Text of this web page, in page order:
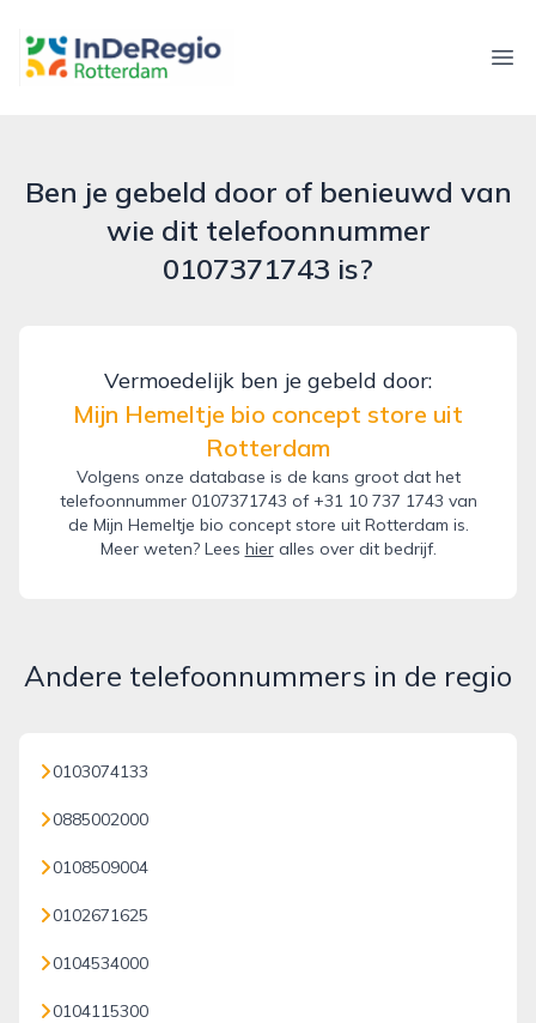
inderegiorotterdam.nl
Ben je gebeld door of benieuwd van
wie dit telefoonnummer
0107371743 is?
Vermoedelijk ben je gebeld door:
Mijn Hemeltje bio concept store uit
Rotterdam
Volgens onze database is de kans groot dat het
telefoonnummer 0107371743 of +31 10 737 1743 van
de Mijn Hemeltje bio concept store uit Rotterdam is.
Meer weten? Lees hieralles over dit bedrijf.
Andere telefoonnummers in de regio
0103074133
0885002000
0108509004
0102671625
0104534000
0104115300